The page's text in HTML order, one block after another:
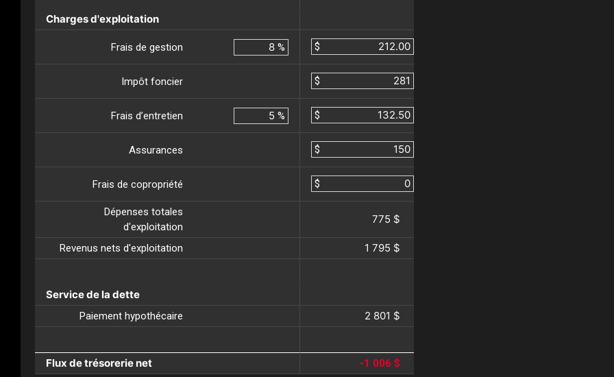
Charges d'exploitation
Frais de gestion % $
Impôt foncier $
Frais d’entretien % $
Assurances $
Frais de copropriété $
Dépenses totales
d'exploitation
775 $
Revenus nets d'exploitation 1 795 $
Service de la dette
Paiement hypothécaire 2 801 $
Flux de trésorerie net -1 006 $